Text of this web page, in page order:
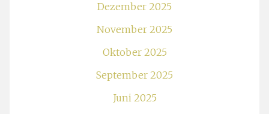
Dezember 2025
November 2025
Oktober 2025
September 2025
Juni 2025